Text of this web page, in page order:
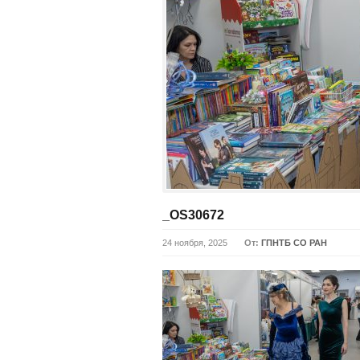
_OS30672
24 ноября, 2025 От: ГПНТБ СО РАН